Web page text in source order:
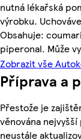
nutná lékařská
výrobku.
Obsahuje:
piperonal. Může
Zobrazit vše
Příprava a
Přestože je
věnována
neustále